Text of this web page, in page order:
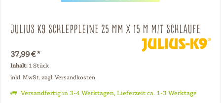
Julius K9 Schleppleine 25 mm x 15 m mit Schlaufe
37,99 € *
Inhalt: 1 Stück
inkl. MwSt. zzgl. Versandkosten
Versandfertig in 3-4 Werktagen, Lieferzeit ca. 1-3 Werktage